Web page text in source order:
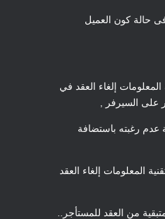
حالة كون العميل
إلغاء العقد في
على السيرفر ,
عدم رغبته باستضافة
المعلومات إلغاء العقد
من العقد للمستأجر..